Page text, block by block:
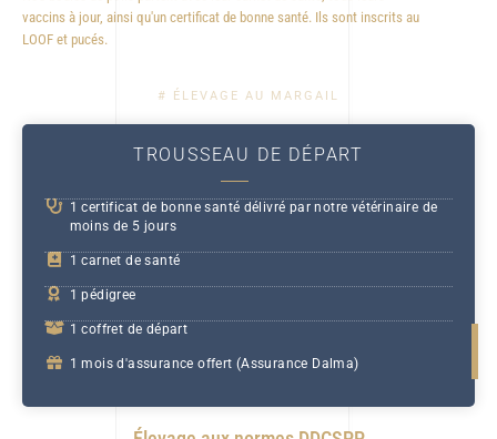
vaccins à jour, ainsi qu'un certificat de bonne santé. Ils sont inscrits au
LOOF et pucés.
# ÉLEVAGE AU MARGAIL
TROUSSEAU DE DÉPART
1 certificat de bonne santé délivré par notre vétérinaire de
moins de 5 jours
1 carnet de santé
1 pédigree
1 coffret de départ
1 mois d'assurance offert (Assurance Dalma)